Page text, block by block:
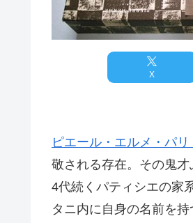
X
ピエール・エルメ・パリ
敬される存在。その鬼才
4代続くパティシエの家
タニ内に自身の名前を